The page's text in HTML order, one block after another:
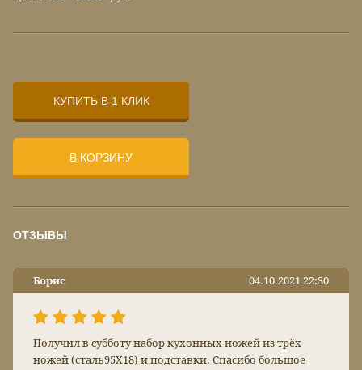
КУПИТЬ В 1 КЛИК
В КОРЗИНУ
ОТЗЫВЫ
Борис 04.10.2021 22:30
Получил в субботу набор кухонных ножей из трёх
ножей (сталь95Х18) и подставки. Спасибо большое